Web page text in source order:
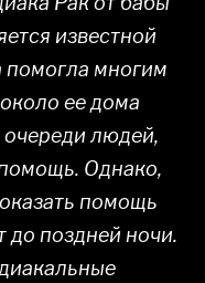
известной
помогла многим
ее дома
людей,
Однако,
помощь
до поздней ночи.